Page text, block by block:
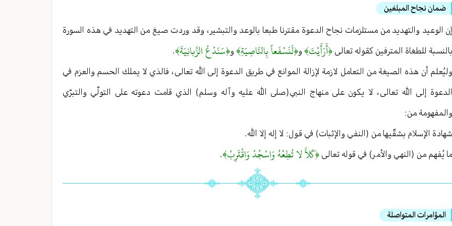
ضمان نجاح المبلغين
إن الوعيد والتهديد من مستلزمات نجاح الدعوة مقترنا طبعا بالوعد والتبشير ، وقد وردت صيغ من التهديد في هذه السورة
بالنسبة للطغاة المترفين كقوله تعالى ﴿أَرَأَيْتَ﴾و﴿لَنَسْفَعاً بِالنَّاصِيَةِ﴾و﴿سَنَدْعُ الزَّبانِيَةَ﴾.
وليُعلم أن هذه الصيغة من التعامل لازمة لإزالة الموانع في طريق الدعوة إلى الله تعالى ، فالذي لا يملك الحسم والعزم في
الدعوة إلى الله تعالى ، لا يكون على منهاج النبي(صلى الله عليه وآله وسلم) الذي قامت دعوته على التولّي والتبرّي
والمفهومة من :
شهادة الإسلام بشقّيها من (النفي والإثبات) في قول : لا إله إلا الله .
ما يُفهم من (النهي والأمر) في قوله تعالى ﴿كَلاَّ لا تُطِعْهُ وَاسْجُدْ وَاقْتَرِبْ﴾.
المؤامرات المتواصلة